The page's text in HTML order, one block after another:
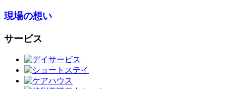
現場の想い
サービス